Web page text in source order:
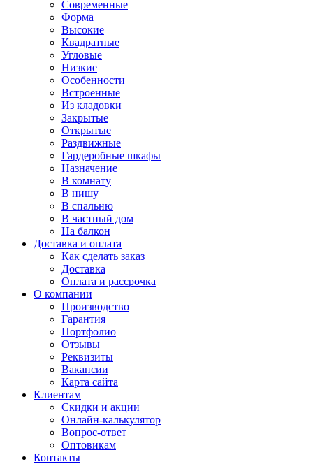
Современные
Форма
Высокие
Квадратные
Угловые
Низкие
Особенности
Встроенные
Из кладовки
Закрытые
Открытые
Раздвижные
Гардеробные шкафы
Назначение
В комнату
В нишу
В спальню
В частный дом
На балкон
Доставка и оплата
Как сделать заказ
Доставка
Оплата и рассрочка
О компании
Производство
Гарантия
Портфолио
Отзывы
Реквизиты
Вакансии
Карта сайта
Клиентам
Скидки и акции
Онлайн-калькулятор
Вопрос-ответ
Оптовикам
Контакты